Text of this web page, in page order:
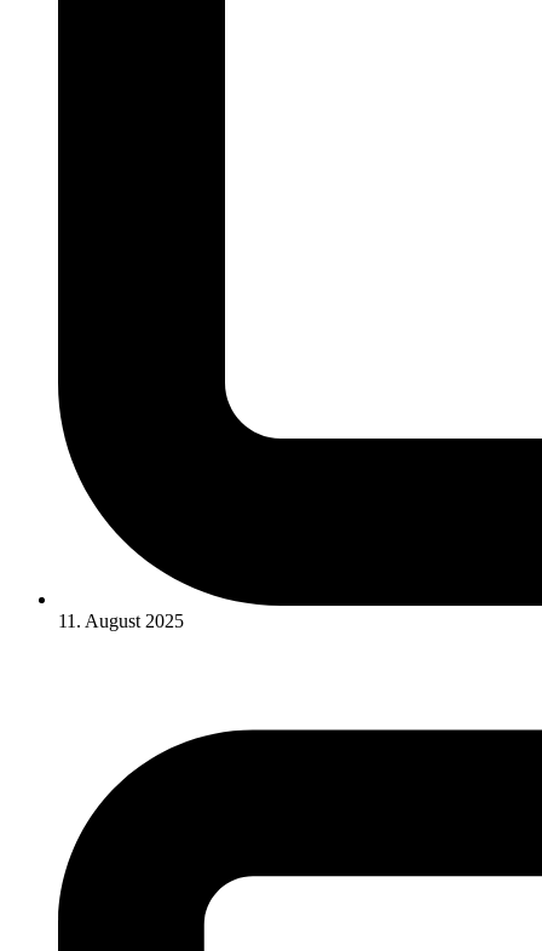
11. August 2025